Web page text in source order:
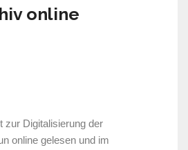
online
zur Digitalisierung der
online gelesen und im